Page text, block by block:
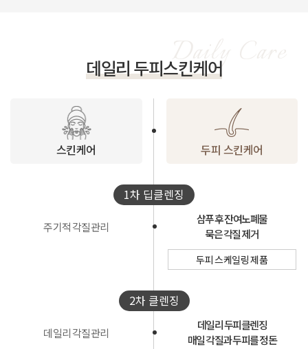
데일리 두피스킨케어
스킨케어 두피 스킨케어
1차 딥클렌징
주기적 각질관리
샴푸 후 잔여노폐물
묵은 각질 제거
두피 스케일링 제품
2차 클렌징
데일리 각질관리
데일리 두피클렌징
매일 각질과 두피를 정돈